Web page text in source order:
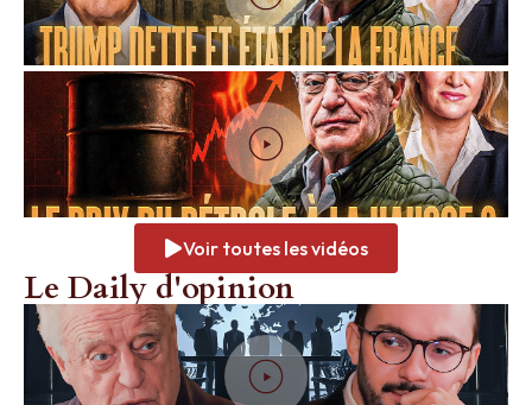
Voir toutes les vidéos
Le Daily d'opinion